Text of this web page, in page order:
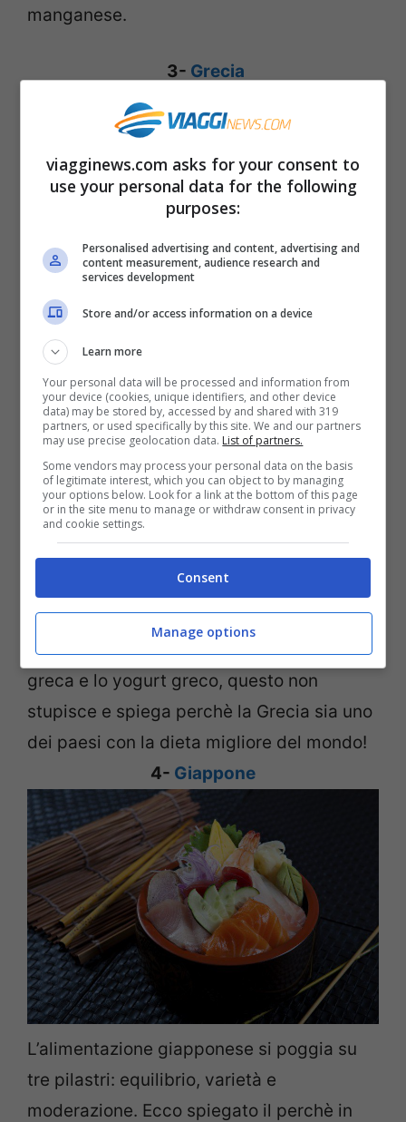
manganese.
3- Grecia
La dieta tradizionale greca è una delle più
studiate e approfondite del mondo. I suoi
valori nutrizionali legati ai prodotti che si
mangiano di più in questo paese sono
molto elevati, soprattutto di Omega-3. Gli
ingredienti chiave della dieta greca poi
sono molto popolari come ceci, peperoni e
sardine. Inoltre si consuma molta poca
carne riducendo così il consumo di grassi
saturi. Del resto i piatti tipici sono l’insalata
greca e lo yogurt greco, questo non
stupisce e spiega perchè la Grecia sia uno
dei paesi con la dieta migliore del mondo!
4- Giappone
L’alimentazione giapponese si poggia su
tre pilastri: equilibrio, varietà e
moderazione. Ecco spiegato il perchè in
viagginews.com asks for your consent to
use your personal data for the following
purposes:
Personalised advertising and content, advertising and
content measurement, audience research and
services development
Store and/or access information on a device
Learn more
Your personal data will be processed and information from
your device (cookies, unique identifiers, and other device
data) may be stored by, accessed by and shared with 319
partners, or used specifically by this site. We and our partners
may use precise geolocation data. List of partners.
Some vendors may process your personal data on the basis
of legitimate interest, which you can object to by managing
your options below. Look for a link at the bottom of this page
or in the site menu to manage or withdraw consent in privacy
and cookie settings.
Consent
Manage options